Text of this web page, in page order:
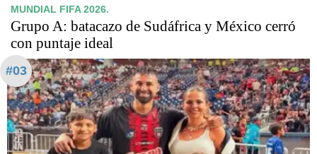
MUNDIAL FIFA 2026.
Grupo A: batacazo de Sudáfrica y México cerró
con puntaje ideal
#03